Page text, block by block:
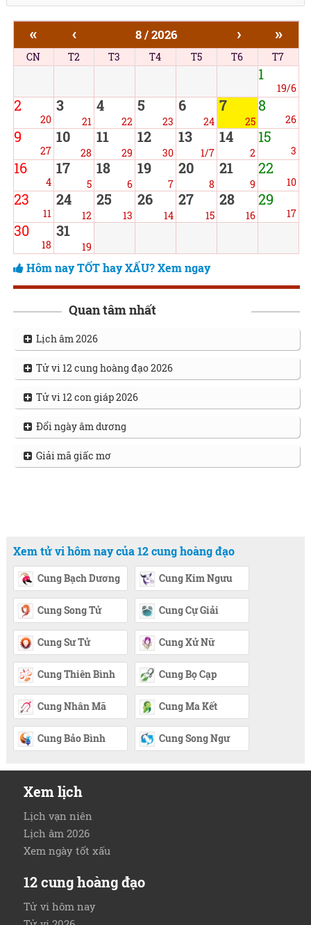
« ‹ 8 / 2026 › »
CN T2 T3 T4 T5 T6 T7
1
19/6
2
20
3
21
4
22
5
23
6
24
7
25
8
26
9
27
10
28
11
29
12
30
13
1/7
14
2
15
3
16
4
17
5
18
6
19
7
20
8
21
9
22
10
23
11
24
12
25
13
26
14
27
15
28
16
29
17
30
18
31
19
Hôm nay TỐT hay XẤU? Xem ngay
Quan tâm nhất
Lịch âm 2026
Tử vi 12 cung hoàng đạo 2026
Tử vi 12 con giáp 2026
Đổi ngày âm dương
Giải mã giấc mơ
Xem tử vi hôm nay của 12 cung hoàng đạo
Cung Bạch Dương Cung Kim Ngưu
Cung Song Tử Cung Cự Giải
Cung Sư Tử Cung Xử Nữ
Cung Thiên Bình Cung Bọ Cạp
Cung Nhân Mã Cung Ma Kết
Cung Bảo Bình Cung Song Ngư
Xem lịch
Lịch vạn niên
Lịch âm 2026
Xem ngày tốt xấu
12 cung hoàng đạo
Tử vi hôm nay